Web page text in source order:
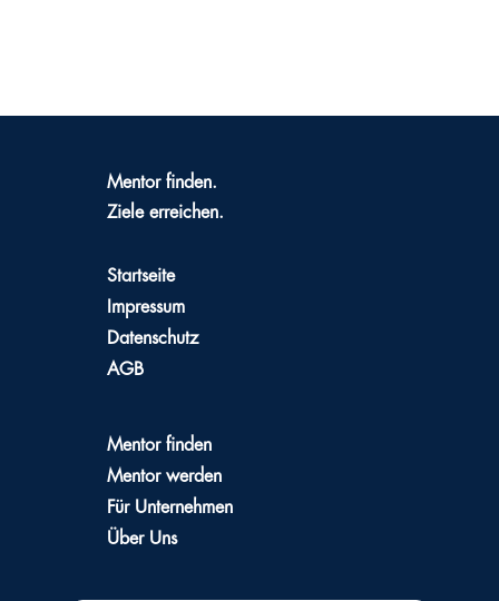
Mentor finden.
Ziele erreichen.
Startseite
Impressum
Datenschutz
AGB
Mentor finden
Mentor werden
Für Unternehmen
Über Uns